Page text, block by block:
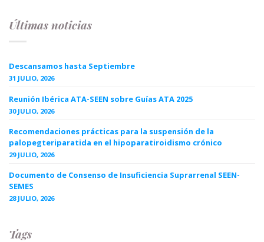
Últimas noticias
Descansamos hasta Septiembre
31 JULIO, 2026
Reunión Ibérica ATA-SEEN sobre Guías ATA 2025
30 JULIO, 2026
Recomendaciones prácticas para la suspensión de la
palopegteriparatida en el hipoparatiroidismo crónico
29 JULIO, 2026
Documento de Consenso de Insuficiencia Suprarrenal SEEN-
SEMES
28 JULIO, 2026
Tags